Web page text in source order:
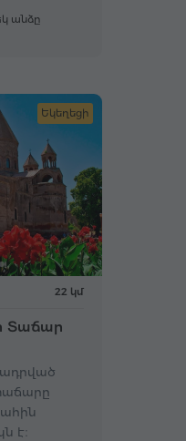
անձը
Եկեղեցի
22 կմ
Տաճար
է։